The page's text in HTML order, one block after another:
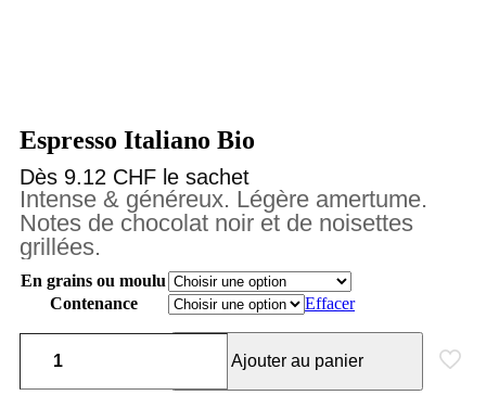
Espresso Italiano Bio
Dès 9.12 CHF le sachet
Intense & généreux. Légère amertume.
Notes de chocolat noir et de noisettes
grillées.
En grains ou moulu
Contenance
Effacer
Ajouter au panier